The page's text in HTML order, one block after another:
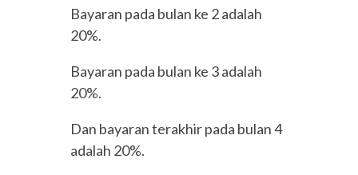
Bayaran pada bulan ke 2 adalah
20%.
Bayaran pada bulan ke 3 adalah
20%.
Dan bayaran terakhir pada bulan 4
adalah 20%.